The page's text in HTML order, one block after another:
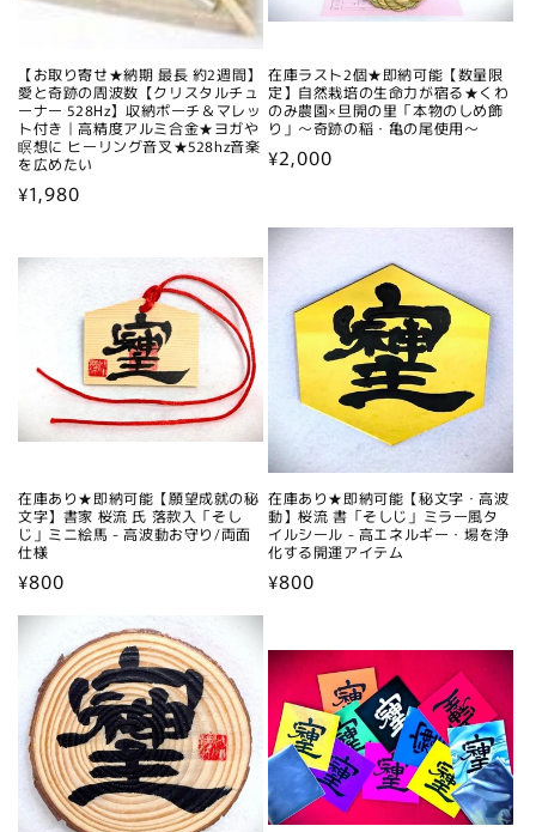
【お取り寄せ★納期 最長 約2週間】
愛と奇跡の周波数【クリスタルチュ
ーナー 528Hz】収納ポーチ＆マレッ
ト付き｜高精度アルミ合金★ヨガや
瞑想に ヒーリング音叉★528hz音楽
を広めたい
通
価
格
¥1,980
在庫ラスト2個★即納可能【数量限
定】自然栽培の生命力が宿る★くわ
のみ農園×旦開の里「本物のしめ飾
り」～奇跡の稲・亀の尾使用～
通
格
¥2,000
在庫あり★即納可能【願望成就の秘
文字】書家 桜流 氏 落款入「そし
じ」ミニ絵馬 - 高波動お守り/両面
仕様
通
常
¥800
在庫あり★即納可能【秘文字・高波
動】桜流 書「そしじ」ミラー風タ
イルシール - 高エネルギー・場を浄
化する開運アイテム
通
格
¥800